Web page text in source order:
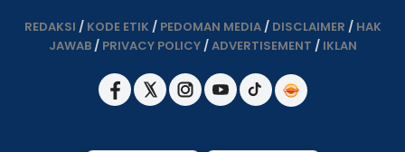
REDAKSI / KODE ETIK / PEDOMAN MEDIA/ DISCLAIMER / HAK
JAWAB/ PRIVACY POLICY/ADVERTISEMENT / IKLAN